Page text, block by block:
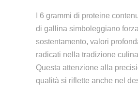
I 6 grammi di proteine
di gallina simboleggiano
sostentamento, valori
radicati nella tradizione
Questa attenzione alla
qualità si riflette anche nel